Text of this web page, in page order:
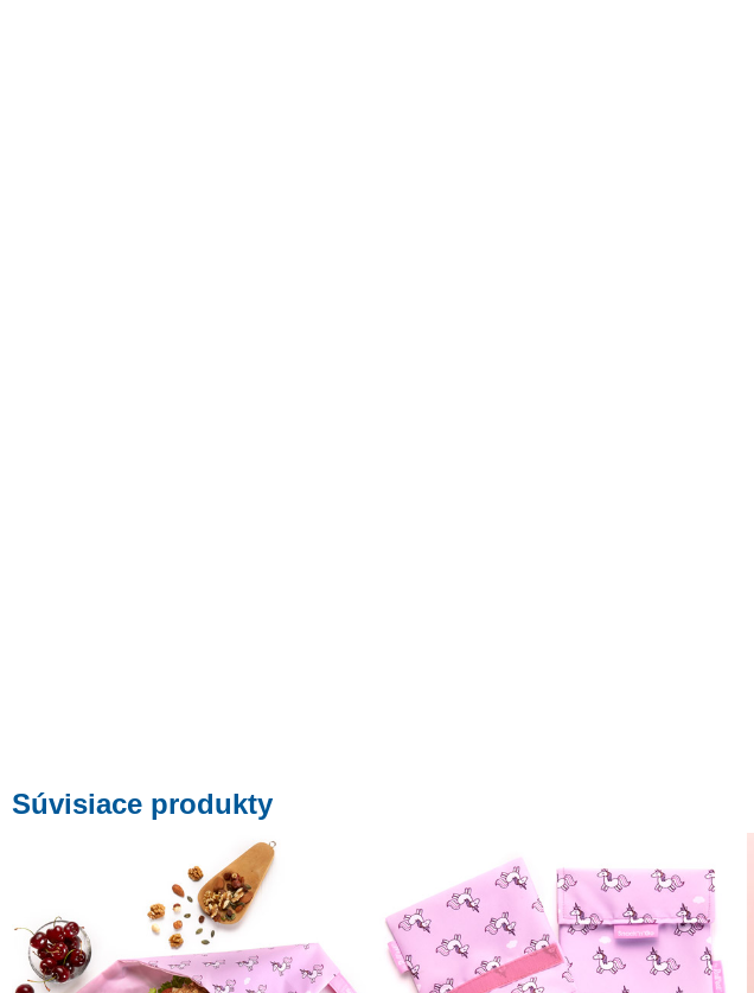
Súvisiace produkty